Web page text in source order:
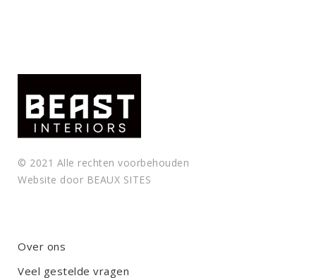
© 2021 Alle rechten voorbehouden
Website door BEAUX SITES
Over ons
Veel gestelde vragen